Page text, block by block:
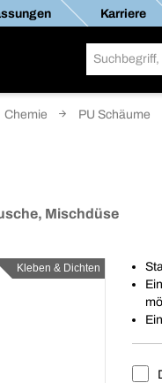
Karriere
Chemie PU Schäume
Mischdüse
Kleben & Dichten